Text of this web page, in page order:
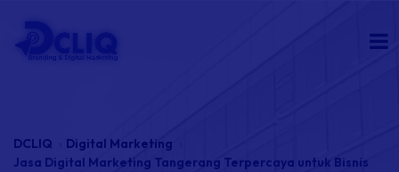
DCLIQ
Digital Marketing
Jasa Digital Marketing Tangerang Terpercaya untuk Bisnis